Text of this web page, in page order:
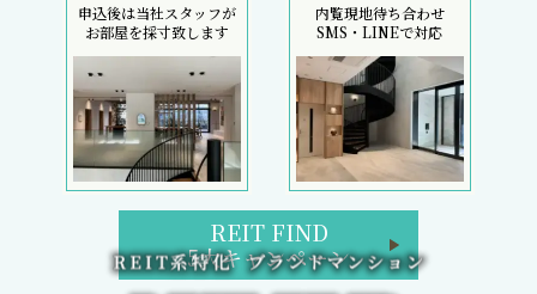
申込後は当社スタッフが
お部屋を採寸致します
内覧現地待ち合わせ
SMS・LINEで対応
REIT FIND
5大キャンペーン